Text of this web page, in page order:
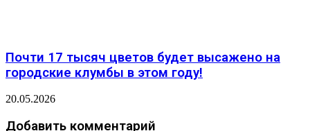
Почти 17 тысяч цветов будет высажено на
городские клумбы в этом году!
20.05.2026
Добавить комментарий